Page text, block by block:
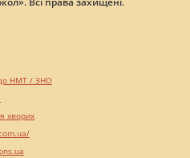
до НМТ / ЗНО
хворих